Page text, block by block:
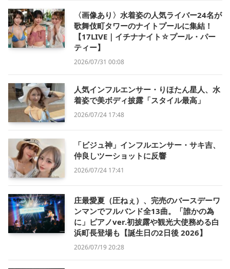
〈画像あり〉水着姿の人気ライバー24名が
歌舞伎町タワーのナイトプールに集結！
【17LIVE｜イチナナイト☆プール・パー
ティー】
2026/07/31 00:08
人気インフルエンサー・りほたん星人、水
着姿で美ボディ披露「スタイル最高」
2026/07/24 17:48
「ビジュ神」インフルエンサー・サキ吉、
仲良しツーショットに反響
2026/07/24 17:41
庄最愛夏（圧ねぇ）、完売のバースデーワ
ンマンでフルバンド全13曲。「誰かの為
に」ピアノver.初披露や観光大使務める白
浜町長登場も【誕生日の2日後 2026】
2026/07/19 20:28